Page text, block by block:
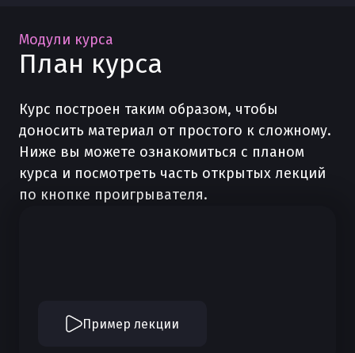
Модули курса
План курса
Курс построен таким образом, чтобы
доносить материал от простого к сложному.
Ниже вы можете ознакомиться с планом
курса и посмотреть часть открытых лекций
по кнопке проигрывателя.
Пример лекции